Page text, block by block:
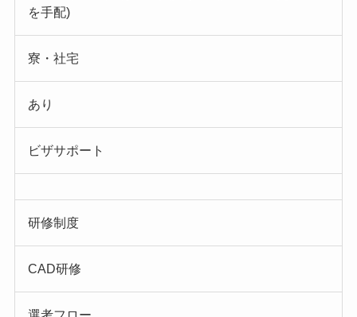
を手配)
寮・社宅
あり
ビザサポート
研修制度
CAD研修